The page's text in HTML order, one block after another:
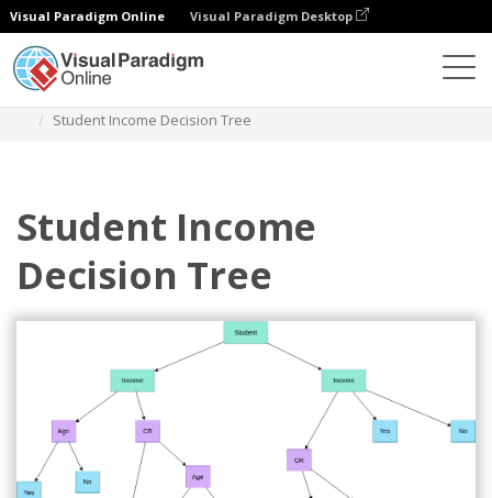
Visual Paradigm Online Visual Paradigm Desktop
Student Income Decision Tree
Student Income
Decision Tree